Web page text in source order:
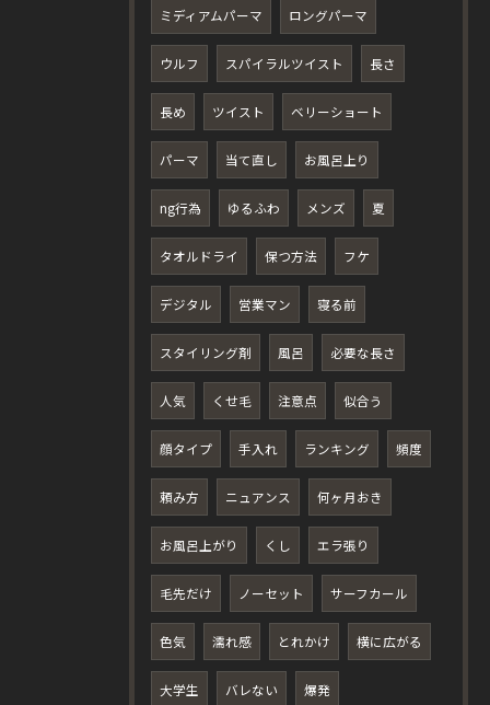
ミディアムパーマ ロングパーマ
ウルフ スパイラルツイスト 長さ
長め ツイスト ベリーショート
パーマ 当て直し お風呂上り
ng行為 ゆるふわ メンズ 夏
タオルドライ 保つ方法 フケ
デジタル 営業マン 寝る前
スタイリング剤 風呂 必要な長さ
人気 くせ毛 注意点 似合う
顔タイプ 手入れ ランキング 頻度
頼み方 ニュアンス 何ヶ月おき
お風呂上がり くし エラ張り
毛先だけ ノーセット サーフカール
色気 濡れ感 とれかけ 横に広がる
大学生 バレない 爆発